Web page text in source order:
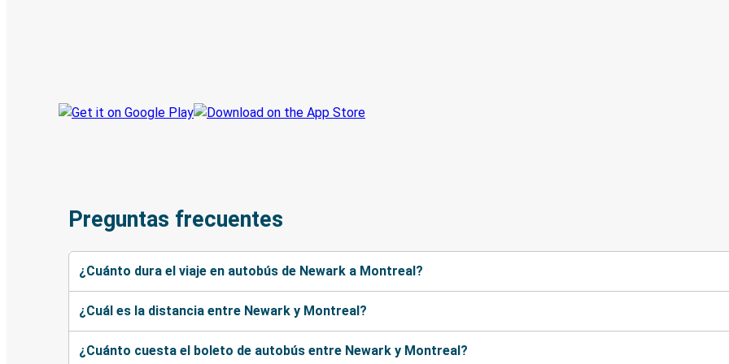
Preguntas frecuentes
¿Cuánto dura el viaje en autobús de Newark a Montreal?
¿Cuál es la distancia entre Newark y Montreal?
¿Cuánto cuesta el boleto de autobús entre Newark y Montreal?